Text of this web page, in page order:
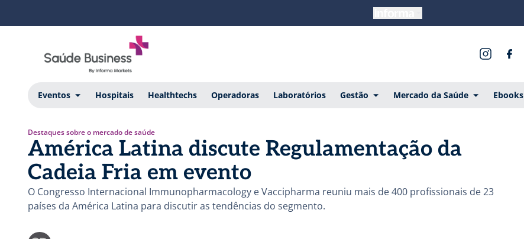
Eventos Hospitais Healthtechs Operadoras Laboratórios Gestão Mercado da Saúde Ebooks
Destaques sobre o mercado de saúde
América Latina discute Regulamentação da
Cadeia Fria em evento
O Congresso Internacional Immunopharmacology e Vaccipharma reuniu mais de 400 profissionais de 23
países da América Latina para discutir as tendências do segmento.